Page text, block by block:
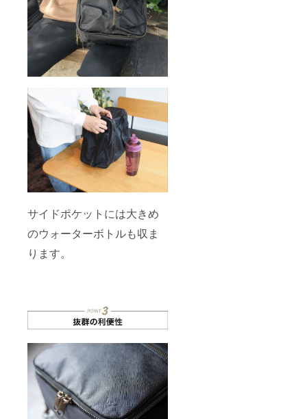
サイドポケットには大きめ
のウォーターボトルも収ま
ります。